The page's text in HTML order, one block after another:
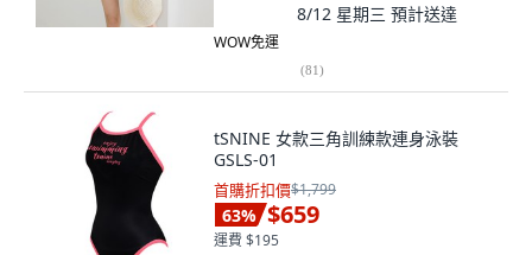
8/12 星期三 預計送達
WOW免運
(81)
tSNINE 女款三角訓練款連身泳裝
GSLS-01
首購折扣價$1,799
63% $659
運費 $195